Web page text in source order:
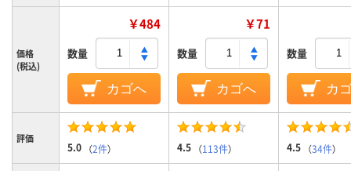
価格
(税込)
￥484
数量
カゴへ
￥71
数量
カゴへ
数量
カ
評価
5.0 （2件） 4.5 （113件） 4.5 （34件）